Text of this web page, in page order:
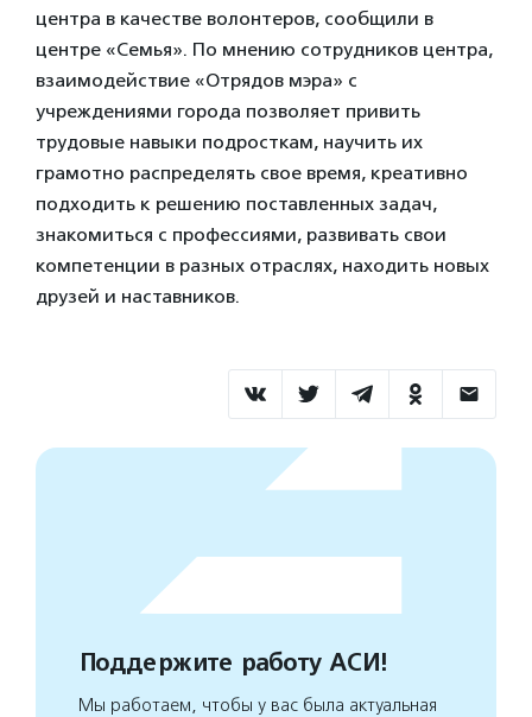
центра в качестве волонтеров, сообщили в
центре «Семья». По мнению сотрудников центра,
взаимодействие «Отрядов мэра» с
учреждениями города позволяет привить
трудовые навыки подросткам, научить их
грамотно распределять свое время, креативно
подходить к решению поставленных задач,
знакомиться с профессиями, развивать свои
компетенции в разных отраслях, находить новых
друзей и наставников.
Поддержите работу АСИ!
Мы работаем, чтобы у вас была актуальная